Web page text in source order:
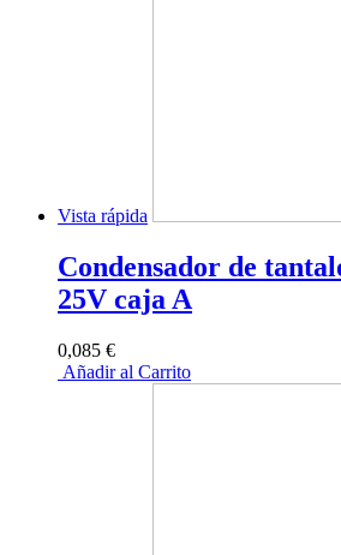
Vista rápida
Condensador de
25V caja A
0,085 €
Añadir al Carrito